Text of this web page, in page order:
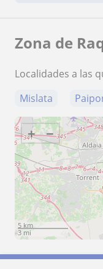
Zona de
Localidades a las
Mislata
+ −
5 km
3 mi